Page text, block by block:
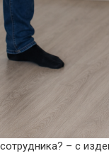
– с